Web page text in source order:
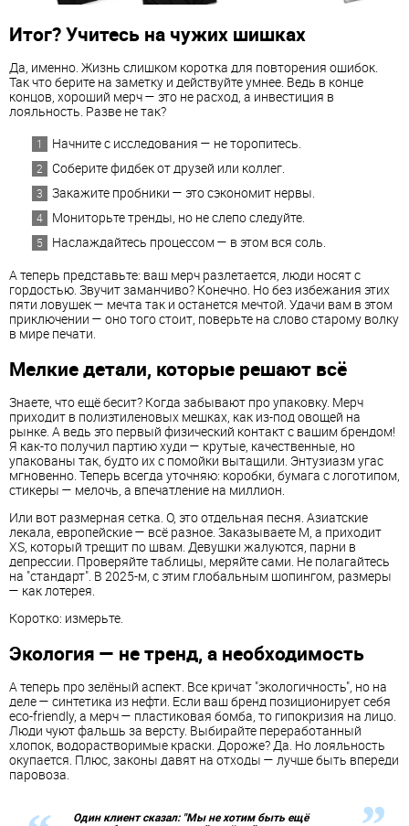
Итог? Учитесь на чужих шишках
Да, именно. Жизнь слишком коротка для повторения ошибок.
Так что берите на заметку и действуйте умнее. Ведь в конце
концов, хороший мерч — это не расход, а инвестиция в
лояльность. Разве не так?
Начните с исследования — не торопитесь.
Соберите фидбек от друзей или коллег.
Закажите пробники — это сэкономит нервы.
Мониторьте тренды, но не слепо следуйте.
Наслаждайтесь процессом — в этом вся соль.
А теперь представьте: ваш мерч разлетается, люди носят с
гордостью. Звучит заманчиво? Конечно. Но без избежания этих
пяти ловушек — мечта так и останется мечтой. Удачи вам в этом
приключении — оно того стоит, поверьте на слово старому волку
в мире печати.
Мелкие детали, которые решают всё
Знаете, что ещё бесит? Когда забывают про упаковку. Мерч
приходит в полиэтиленовых мешках, как из-под овощей на
рынке. А ведь это первый физический контакт с вашим брендом!
Я как-то получил партию худи — крутые, качественные, но
упакованы так, будто их с помойки вытащили. Энтузиазм угас
мгновенно. Теперь всегда уточняю: коробки, бумага с логотипом,
стикеры — мелочь, а впечатление на миллион.
Или вот размерная сетка. О, это отдельная песня. Азиатские
лекала, европейские — всё разное. Заказываете M, а приходит
XS, который трещит по швам. Девушки жалуются, парни в
депрессии. Проверяйте таблицы, меряйте сами. Не полагайтесь
на "стандарт". В 2025-м, с этим глобальным шопингом, размеры
— как лотерея.
Коротко: измерьте.
Экология — не тренд, а необходимость
А теперь про зелёный аспект. Все кричат "экологичность", но на
деле — синтетика из нефти. Если ваш бренд позиционирует себя
eco-friendly, а мерч — пластиковая бомба, то гипокризия на лицо.
Люди чуют фальшь за версту. Выбирайте переработанный
хлопок, водорастворимые краски. Дороже? Да. Но лояльность
окупается. Плюс, законы давят на отходы — лучше быть впереди
паровоза.
Один клиент сказал: "Мы не хотим быть ещё